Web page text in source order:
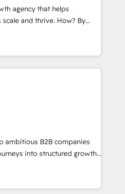
renowned for our business
experience and a
complex solutions like SAP,
also has
portals and HubSpot CMS
agency that helps
and thrive. How? By
every single revenue-
We’re proud
Partners and devout CRM
HubSpot’s custom digital
leads and crushes your
we'd love to work with you
Migrations between systems
strategies Time-
ambitious B2B companies
into structured growth
in B2B SaaS,
MedTech, and consulting, we
and aligning marketing